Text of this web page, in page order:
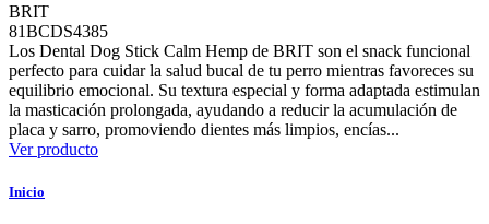
BRIT
81BCDS4385
Los Dental Dog Stick Calm Hemp de BRIT son el snack funcional
perfecto para cuidar la salud bucal de tu perro mientras favoreces su
equilibrio emocional. Su textura especial y forma adaptada estimulan
la masticación prolongada, ayudando a reducir la acumulación de
placa y sarro, promoviendo dientes más limpios, encías...
Ver producto
Inicio